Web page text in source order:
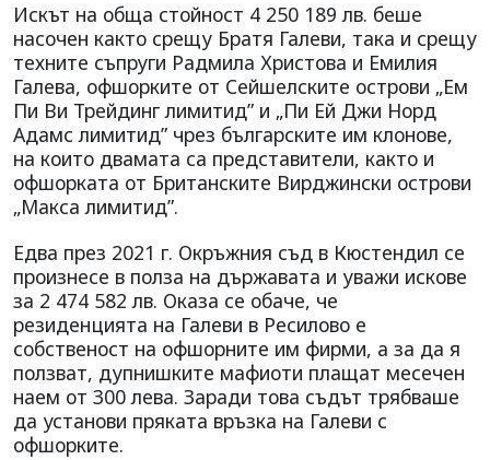
Искът на обща стойност 4 250 189 лв. беше
насочен както срещу Братя Галеви, така и срещу
техните съпруги Радмила Христова и Емилия
Галева, офшорките от Сейшелските острови „Ем
Пи Ви Трейдинг лимитид” и „Пи Ей Джи Норд
Адамс лимитид” чрез българските им клонове,
на които двамата са представители, както и
офшорката от Британските Вирджински острови
„Макса лимитид”.
Едва през 2021 г. Окръжния съд в Кюстендил се
произнесе в полза на държавата и уважи искове
за 2 474 582 лв. Оказа се обаче, че
резиденцията на Галеви в Ресилово е
собственост на офшорните им фирми, а за да я
ползват, дупнишките мафиоти плащат месечен
наем от 300 лева. Заради това съдът трябваше
да установи пряката връзка на Галеви с
офшорките.